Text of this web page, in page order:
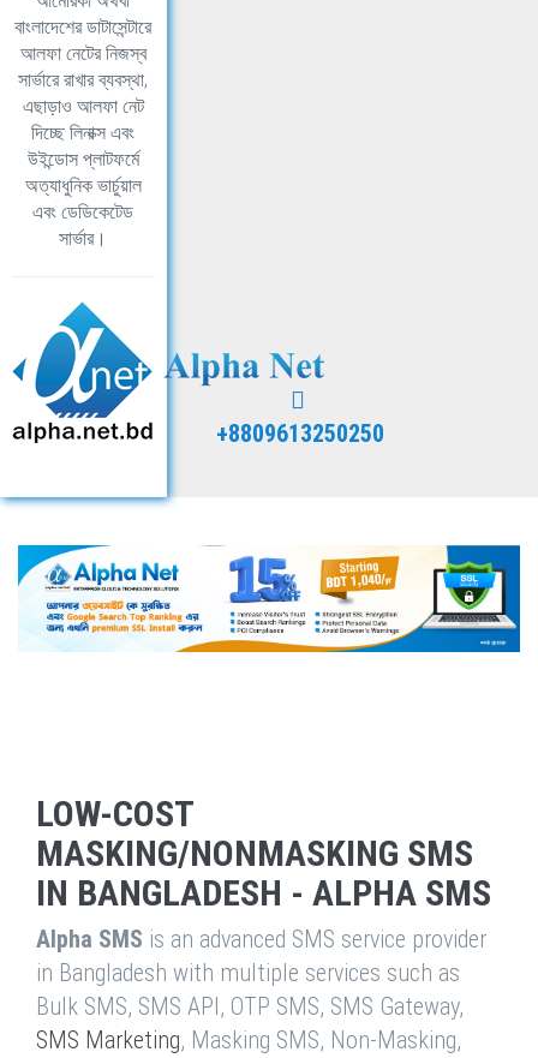
বাংলাদেশের ডাটাসেন্টারে
আলফা নেটের নিজস্ব
সার্ভারে রাখার ব্যবস্থা,
এছাড়াও আলফা নেট
দিচ্ছে লিনাক্স এবং
উইন্ডোস প্লাটফর্মে
অত্যাধুনিক ভার্চুয়াল
এবং ডেডিকেটেড
সার্ভার।
+8809613250250
LOW-COST
MASKING/NONMASKING SMS
IN BANGLADESH - ALPHA SMS
Alpha SMS is an advanced SMS service provider
in Bangladesh with multiple services such as
Bulk SMS, SMS API, OTP SMS, SMS Gateway,
SMS Marketing, Masking SMS, Non-Masking,